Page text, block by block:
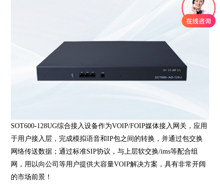
SOT600-128UG综合接入设备作为VOIP/FOIP媒体接入网关，应用
于用户接入层，完成模拟语音和IP包之间的转换，并通过包交换
网络传送数据；通过标准SIP协议，与上层软交换/ims等配合组
网，用以向公司等用户提供大容量VOIP解决方案，具有非常开阔
的市场前景！